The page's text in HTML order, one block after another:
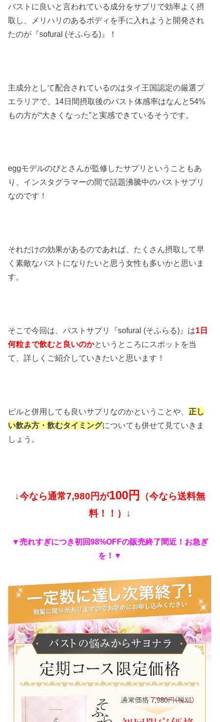
バストに良いと言われている成分をサプリで効率よく摂
取し、メリハリのあるボディを手に入れようと開発され
たのが『sofural (そふらる)』！
主成分として配合されているのはタイ王国認定の厳選プ
エラリアで、14日間摂取後のバスト体感率はなんと54%
もの方が“大きくなった”と実感できているそうです。
eggモデルのぴとさんが監修したサプリということもあ
り、インスタグラマーの間で話題沸騰中のバストサプリ
なのです！
それだけの効果があるのであれば、たくさん摂取して早
く素敵なバストになりたいと思う女性も多いかと思いま
す。
そこで今回は、バストサプリ『sofural (そふらる)』は1日
何粒まで飲むと良いのかというところにスポットを当
て、詳しくご紹介していきたいと思います！
ピルと併用しても良いサプリなのかということや、 正し
い飲み方・飲むタイミングについても併せて見ていきま
しょう。
↓今なら通常7,980円が100円
（今なら送料無
料！！）↓
▼売れすぎにつき初回98%OFFの販売終了間近！お急ぎ
を！▼